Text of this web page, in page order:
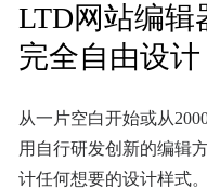
LTD网站编辑
完全自由设计
从一片空白开始或从
用自行研发创新的编辑
计任何想要的设计样式